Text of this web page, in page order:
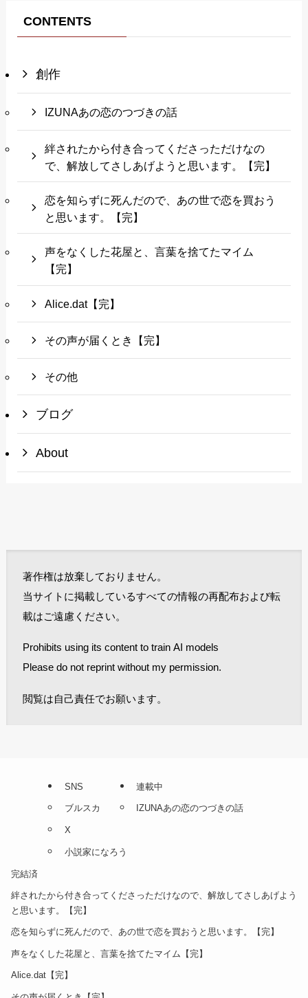
CONTENTS
創作
IZUNAあの恋のつづきの話
絆されたから付き合ってくださっただけなの
で、解放してさしあげようと思います。【完】
恋を知らずに死んだので、あの世で恋を買おう
と思います。【完】
声をなくした花屋と、言葉を捨てたマイム
【完】
Alice.dat【完】
その声が届くとき【完】
その他
ブログ
About
著作権は放棄しておりません。
当サイトに掲載しているすべての情報の再配布および転
載はご遠慮ください。
Prohibits using its content to train AI models
Please do not reprint without my permission.
閲覧は自己責任でお願います。
SNS
ブルスカ
X
小説家になろう
連載中
IZUNAあの恋のつづきの話
完結済
絆されたから付き合ってくださっただけなので、解放してさしあげよう
と思います。【完】
恋を知らずに死んだので、あの世で恋を買おうと思います。【完】
声をなくした花屋と、言葉を捨てたマイム【完】
Alice.dat【完】